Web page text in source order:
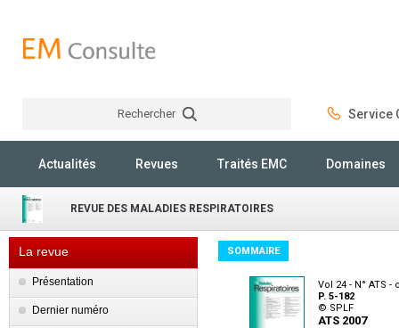
Rechercher Service
Actualités Revues Traités EMC Domaines
REVUE DES MALADIES RESPIRATOIRES
La revue
Présentation
Dernier numéro
SOMMAIRE
Vol 24 - N° ATS -
P. 5-182
© SPLF
ATS 2007